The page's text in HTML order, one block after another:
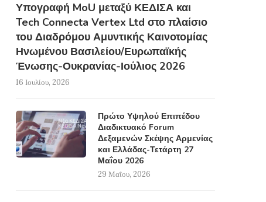
Υπογραφή MoU μεταξύ ΚΕΔΙΣΑ και
Tech Connecta Vertex Ltd στο πλαίσιο
του Διαδρόμου Αμυντικής Καινοτομίας
Ηνωμένου Βασιλείου/Ευρωπαϊκής
Ένωσης-Ουκρανίας-Ιούλιος 2026
16 Ιουλίου, 2026
Πρώτο Υψηλού Επιπέδου
Διαδικτυακό Forum
Δεξαμενών Σκέψης Αρμενίας
και Ελλάδας-Τετάρτη 27
Μαΐου 2026
29 Μαΐου, 2026